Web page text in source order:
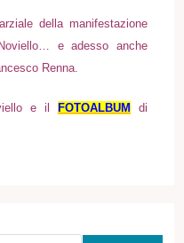
della manifestazione
e adesso anche
Renna.
e il FOTOALBUM
di